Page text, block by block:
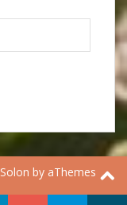
Solon by aThemes